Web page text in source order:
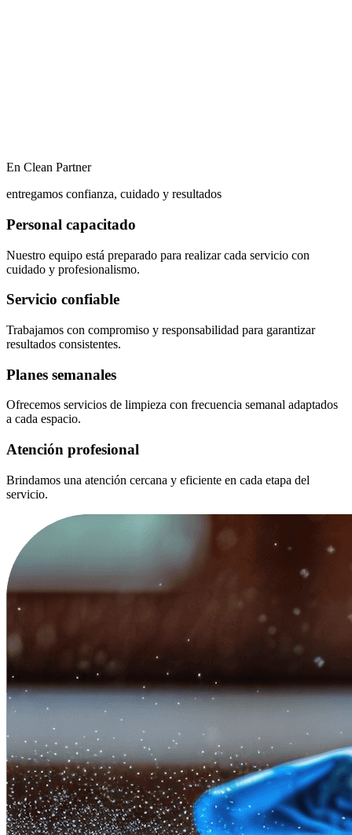
En Clean Partner
entregamos confianza, cuidado y resultados
Personal capacitado
Nuestro equipo está preparado para realizar cada servicio con
cuidado y profesionalismo.
Servicio confiable
Trabajamos con compromiso y responsabilidad para garantizar
resultados consistentes.
Planes semanales
Ofrecemos servicios de limpieza con frecuencia semanal adaptados
a cada espacio.
Atención profesional
Brindamos una atención cercana y eficiente en cada etapa del
servicio.